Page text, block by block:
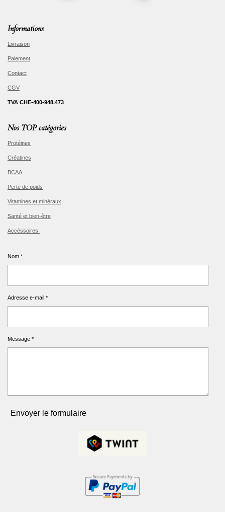
Informations
Livraison
Paiement
Contact
CGV
TVA CHE-400-948.473
Nos TOP catégories
Protéines
Créatines
BCAA
Perte de poids
Vitamines et minéraux
Santé et bien-être
Accéssoires
Nom *
Adresse e-mail *
Message *
Envoyer le formulaire